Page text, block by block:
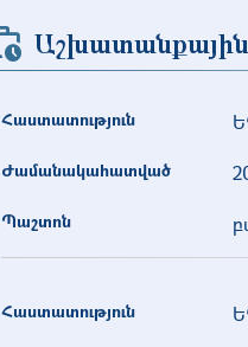
Հաստատություն
Ժամանակահատված
Պաշտոն
Հաստատություն